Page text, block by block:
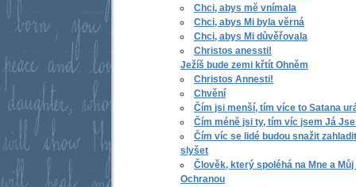
Chci, abys mě vnímala
Chci, abys Mi byla věrná
Chci, abys Mi důvěřovala
Christos anessti!
Ježíš bude zemi křtít Ohněm
Christos Annesti!
Chvění
Čím jsi menší, tím více to Satana
Čím méně jsi ty, tím víc jsem Já
Čím víc se lidé budou snažit
slyšet
Člověk, který spoléhá na Mne a Můj
Ochranou